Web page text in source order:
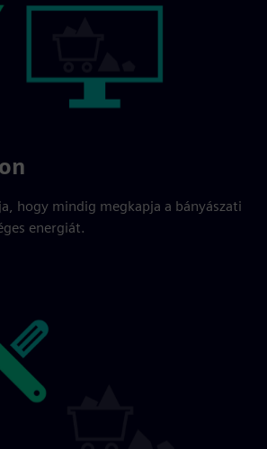
hogy mindig megkapja a bányászati
energiát.